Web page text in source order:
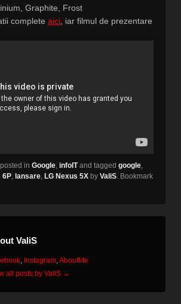
Graphite, Frost
complete aici , iar filmul de prezentare
in Google, infoITand tagged google,
6P, lansare, LG Nexus 5X by ValiS. Bookmark
ValiS
, Instagram,AboutMe
all posts by ValiS →